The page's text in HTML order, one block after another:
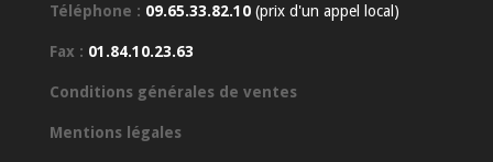
Téléphone : 09.65.33.82.10(prix d'un appel local)
Fax : 01.84.10.23.63
Conditions générales de ventes
Mentions légales